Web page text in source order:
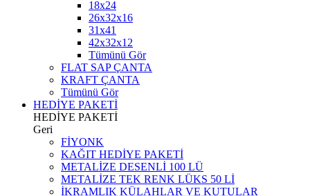
18x24
26x32x16
31x41
42x32x12
Tümünü Gör
FLAT SAP ÇANTA
KRAFT ÇANTA
Tümünü Gör
HEDİYE PAKETİ
HEDİYE PAKETİ
Geri
FİYONK
KAĞIT HEDİYE PAKETİ
METALİZE DESENLİ 100 LÜ
METALİZE TEK RENK LÜKS 50 Lİ
İKRAMLIK KÜLAHLAR VE KUTULAR